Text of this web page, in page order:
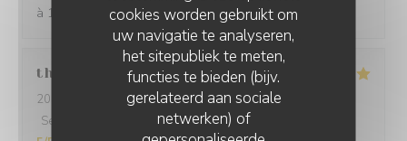
cookies worden gebruikt om
uw navigatie te analyseren,
het sitepubliek te meten,
functies te bieden (bijv.
gerelateerd aan sociale
netwerken) of
à 100/100. Merci
thurl
2026-07-16
- 19:00 - Gasten 2
Service
Atmosfeer:5/5 Keuken : 5